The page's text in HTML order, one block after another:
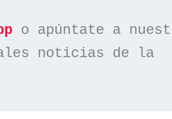
noticias de la